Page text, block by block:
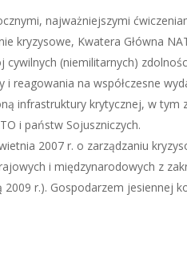
najważniejszymi
kryzysowe, Kwatera Główna
(niemilitarnych)
na współczesne
infrastruktury krytycznej, w tym
i państw Sojuszniczych.
2007 r. o zarządzaniu
i międzynarodowych z
r.). Gospodarzem jesiennej